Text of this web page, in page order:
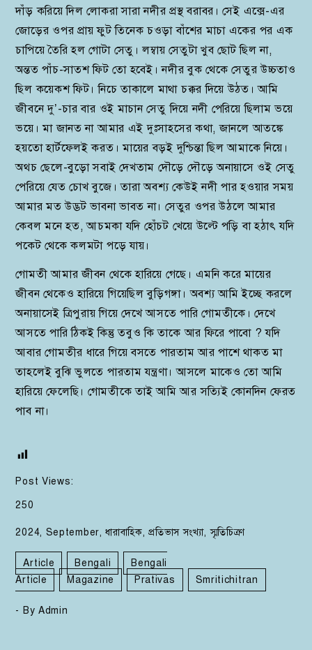
দাঁড় করিয়ে দিল লোকরা সারা নদীর প্রস্থ বরাবর। সেই এক্সে-এর
জোড়ের ওপর প্রায় ফুট তিনেক চওড়া বাঁশের মাচা একের পর এক
চাপিয়ে তৈরি হল গোটা সেতু। লম্বায় সেতুটা খুব ছোট ছিল না,
অন্তত পাঁচ-সাতশ ফিট তো হবেই। নদীর বুক থেকে সেতুর উচ্চতাও
ছিল কয়েকশ ফিট। নিচে তাকালে মাথা চক্কর দিয়ে উঠত। আমি
জীবনে দু’-চার বার ওই মাচান সেতু দিয়ে নদী পেরিয়ে ছিলাম ভয়ে
ভয়ে। মা জানত না আমার এই দুঃসাহসের কথা, জানলে আতঙ্কে
হয়তো হার্টফেলই করত। মায়ের বড়ই দুশ্চিন্তা ছিল আমাকে নিয়ে।
অথচ ছেলে-বুড়ো সবাই দেখতাম দৌড়ে দৌড়ে অনায়াসে ওই সেতু
পেরিয়ে যেত চোখ বুজে। তারা অবশ্য কেউই নদী পার হওয়ার সময়
আমার মত উদ্ভট ভাবনা ভাবত না। সেতুর ওপর উঠলে আমার
কেবল মনে হত, আচমকা যদি হোঁচট খেয়ে উল্টে পড়ি বা হঠাৎ যদি
পকেট থেকে কলমটা পড়ে যায়।
গোমতী আমার জীবন থেকে হারিয়ে গেছে। এমনি করে মায়ের
জীবন থেকেও হারিয়ে গিয়েছিল বুড়িগঙ্গা। অবশ্য আমি ইচ্ছে করলে
অনায়াসেই ত্রিপুরায় গিয়ে দেখে আসতে পারি গোমতীকে। দেখে
আসতে পারি ঠিকই কিন্তু তবুও কি তাকে আর ফিরে পাবো ? যদি
আবার গোমতীর ধারে গিয়ে বসতে পারতাম আর পাশে থাকত মা
তাহলেই বুঝি ভুলতে পারতাম যন্ত্রণা। আসলে মাকেও তো আমি
হারিয়ে ফেলেছি। গোমতীকে তাই আমি আর সত্যিই কোনদিন ফেরত
পাব না।
Post Views:
250
2024, September,ধারাবাহিক,প্রতিভাস সংখ্যা,স্মৃতিচিত্রণ
Article Bengali
Bengali
Article
Magazine Prativas Smritichitran
- By Admin